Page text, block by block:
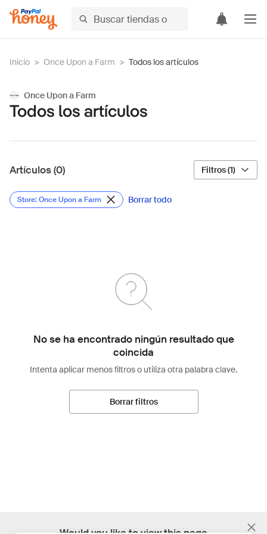
Inicio > Once Upon a Farm > Todos los artículos
Once Upon a Farm
Todos los artículos
Artículos (0) Filtros (1)
Store: Once Upon a Farm Borrar todo
No se ha encontrado ningún resultado que
coincida
Intenta aplicar menos filtros o utiliza otra palabra clave.
Borrar filtros